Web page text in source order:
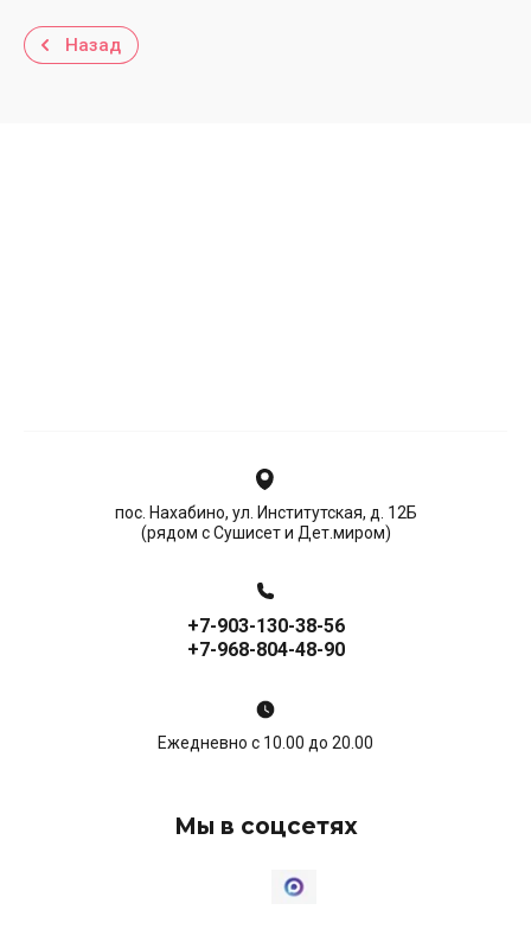
Назад
пос. Нахабино, ул. Институтская, д. 12Б
(рядом с Сушисет и Дет.миром)
+7-903-130-38-56
+7-968-804-48-90
Ежедневно с 10.00 до 20.00
Мы в соцсетях